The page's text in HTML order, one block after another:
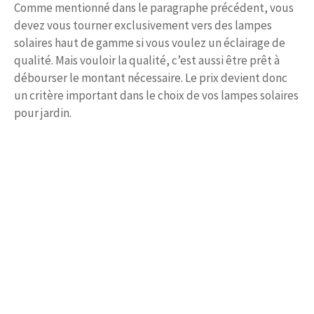
Comme mentionné dans le paragraphe précédent, vous
devez vous tourner exclusivement vers des lampes
solaires haut de gamme si vous voulez un éclairage de
qualité. Mais vouloir la qualité, c’est aussi être prêt à
débourser le montant nécessaire. Le prix devient donc
un critère important dans le choix de vos lampes solaires
pour jardin.